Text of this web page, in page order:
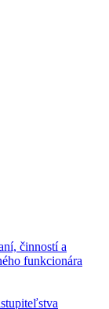
činností a
funkcionára